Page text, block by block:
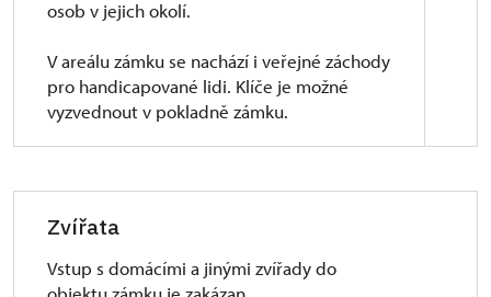
osob v jejich okolí.
V areálu zámku se nachází i veřejné záchody
pro handicapované lidi. Klíče je možné
vyzvednout v pokladně zámku.
a dolů. Obě prohlídkové trasy jsou potom v jedné
úrovni, jedná se pouze o výstup do expozice
a o sestup.
Zvířata
Vstup s domácími a jinými zvířady do